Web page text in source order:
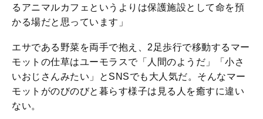
るアニマルカフェというよりは保護施設として命を預
かる場だと思っています」
エサである野菜を両手で抱え、2足歩行で移動するマー
モットの仕草はユーモラスで「人間のようだ」「小さ
いおじさんみたい」とSNSでも大人気だ。そんなマー
モットがのびのびと暮らす様子は見る人を癒すに違い
ない。